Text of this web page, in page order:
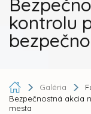
kontrolu
Galéria
Bezpečnostná akcia
mesta